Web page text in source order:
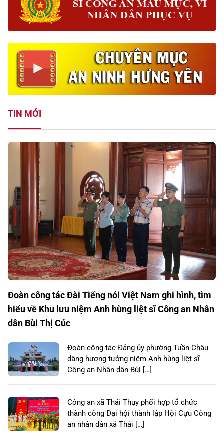
TIN MỚI
Đoàn công tác Đài Tiếng nói Việt Nam ghi hình, tìm
hiểu về Khu lưu niệm Anh hùng liệt sĩ Công an Nhân
dân Bùi Thị Cúc
Đoàn công tác Đảng ủy phường Tuần Châu
dâng hương tưởng niệm Anh hùng liệt sĩ
Công an Nhân dân Bùi […]
Công an xã Thái Thụy phối hợp tổ chức
thành công Đại hội thành lập Hội Cựu Công
an nhân dân xã Thái […]